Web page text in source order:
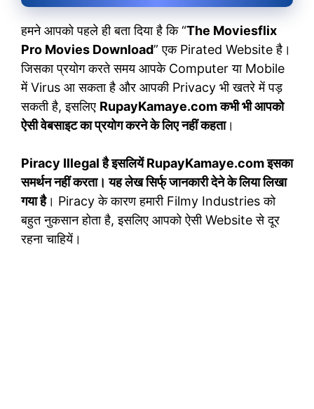
हमने आपको पहले ही बता दिया है कि “The Moviesflix
Pro Movies Download” एक Pirated Website है।
जिसका प्रयोग करते समय आपके Computer या Mobile
में Virus आ सकता है और आपकी Privacy भी खतरे में पड़
सकती है, इसलिए RupayKamaye.com कभी भी आपको
ऐसी वेबसाइट का प्रयोग करने के लिए नहीं कहता।
Piracy Illegal है इसलियें RupayKamaye.com इसका
समर्थन नहीं करता। यह लेख सिर्फ् जानकारी देने के लिया लिखा
गया है। Piracy के कारण हमारी Filmy Industries को
बहुत नुकसान होता है, इसलिए आपको ऐसी Website से दूर
रहना चाहियें।